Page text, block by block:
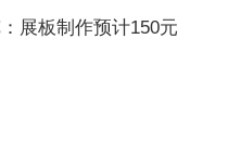
展板制作预计150元